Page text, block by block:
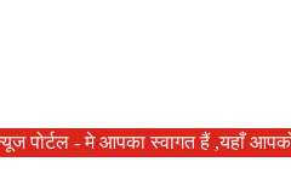
- मे आपका स्वागत हैं ,यहाँ आपको